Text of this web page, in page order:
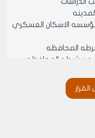
الاسكان العسكري
المحافظه
شرطه المحافظه
المخططات المعماريه
السابق للجنه بتاريخ